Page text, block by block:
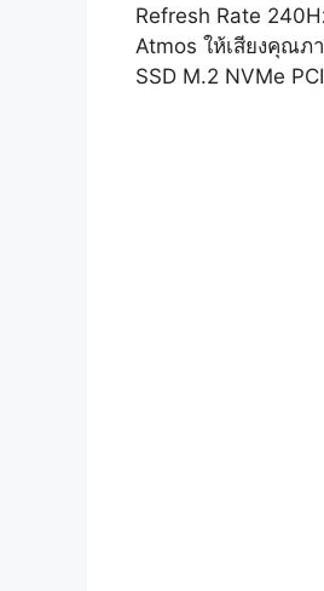
Refresh Rate
Atmos ให้เสียงคุณภ
SSD M.2 NVMe